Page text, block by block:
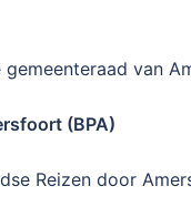
van
(BPA)
Reizen door